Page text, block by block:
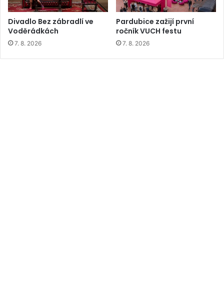
Divadlo Bez zábradlí ve
Voděrádkách
7. 8. 2026
Pardubice zažijí první
ročník VUCH festu
7. 8. 2026